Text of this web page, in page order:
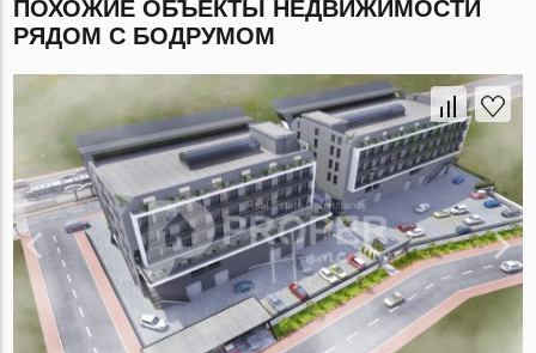
ПОХОЖИЕ ОБЪЕКТЫ НЕДВИЖИМОСТИ
РЯДОМ С БОДРУМОМ